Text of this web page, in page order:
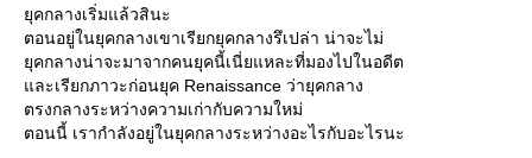
ุคกลางเริ่มแล้วสินะ
ตอนอยู่ในยุคกลางเขาเรียกยุคกลางรึเปล่า น่าจะไม่
ุคกลางน่าจะมาจากคนยุคนี้เนี่ยแหละที่มองไปในอดีต
ละเรียกภาวะก่อนยุค Renaissance ว่ายุคกลาง
ตรงกลางระหว่างความเก่ากับความใหม่
ตอนนี้ เรากำลังอยู่ในยุคกลางระหว่างอะไรกับอะไรนะ